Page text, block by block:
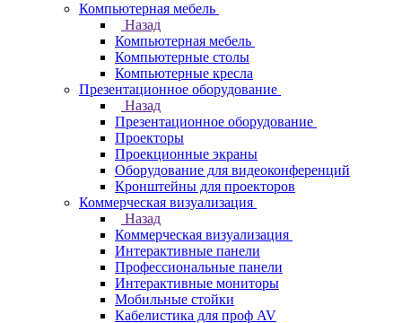
Компьютерная мебель
Назад
Компьютерная мебель
Компьютерные столы
Компьютерные кресла
Презентационное оборудование
Назад
Презентационное оборудование
Проекторы
Проекционные экраны
Оборудование для видеоконференций
Кронштейны для проекторов
Коммерческая визуализация
Назад
Коммерческая визуализация
Интерактивные панели
Профессиональные панели
Интерактивные мониторы
Мобильные стойки
Кабелистика для проф AV